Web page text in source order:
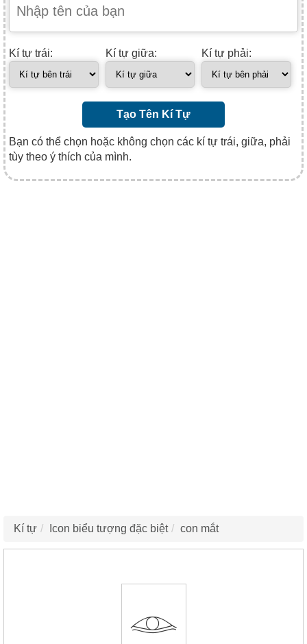
Kí tự trái: Kí tự giữa: Kí tự phải:
Tạo Tên Kí Tự
Bạn có thể chọn hoặc không chọn các kí tự trái, giữa, phải
tùy theo ý thích của mình.
Kí tự Icon biểu tượng đặc biệt con mắt
𓁼